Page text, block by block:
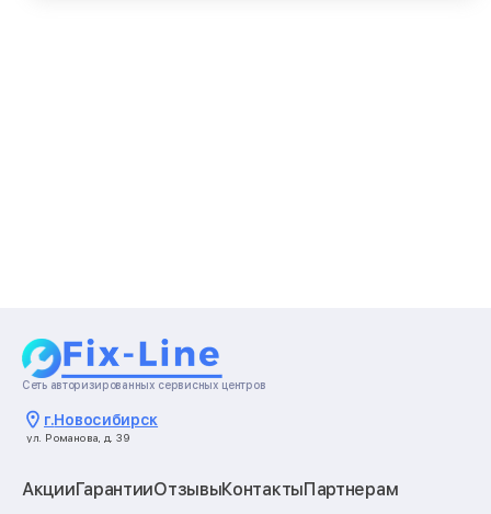
Сеть авторизированных сервисных центров
г.Новосибирск
ул. Романова, д. 39
АкцииГарантииОтзывыКонтактыПартнерам